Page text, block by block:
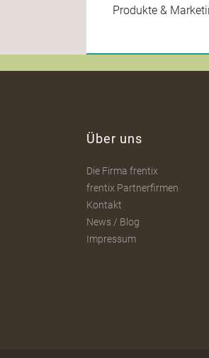
Produkte &
Über uns
Die Firma frentix
frentix Partnerfirmen
Kontakt
News / Blog
Impressum